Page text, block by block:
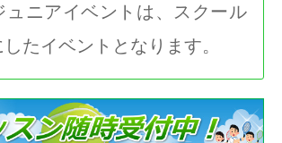
ュニアイベントは、スクール
たイベントとなります。